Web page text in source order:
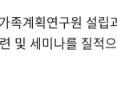
계획연구원 설립
및 세미나를 질적